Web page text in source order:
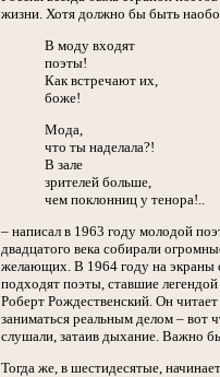
жизни. Хотя должно бы быть
В моду входят
поэты!
Как встречают их,
боже!
Мода,
что ты наделала?!
В зале
зрителей больше,
чем поклонниц у тенора!..
– написал в 1963 году молодой
двадцатого века собирали
желающих. В 1964 году на экраны
подходят поэты, ставшие
Роберт Рождественский. Он
заниматься реальным делом – вот
слушали, затаив дыхание. Важно
Тогда же, в шестидесятые,